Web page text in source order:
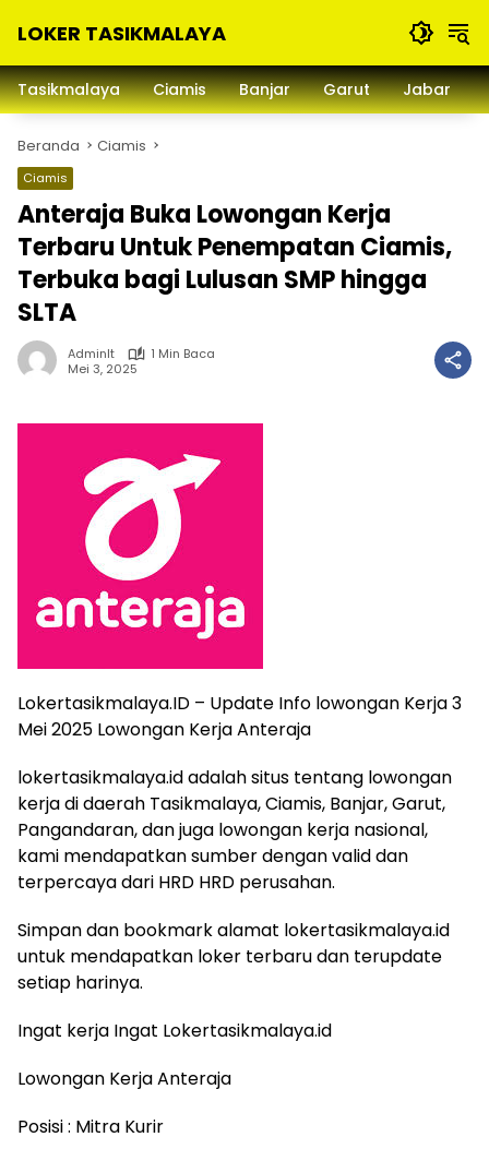
LOKER TASIKMALAYA
Lowongan
Kerja
dan
Sekitarna
Tasikmalaya Ciamis Banjar Garut Jabar
Beranda Ciamis
Ciamis
Anteraja Buka Lowongan Kerja
Terbaru Untuk Penempatan Ciamis,
Terbuka bagi Lulusan SMP hingga
SLTA
Adminlt
1 Min Baca
Mei 3, 2025
Lokertasikmalaya.ID – Update Info lowongan Kerja 3
Mei 2025 Lowongan Kerja Anteraja
lokertasikmalaya.id adalah situs tentang lowongan
kerja di daerah Tasikmalaya, Ciamis, Banjar, Garut,
Pangandaran, dan juga lowongan kerja nasional,
kami mendapatkan sumber dengan valid dan
terpercaya dari HRD HRD perusahan.
Simpan dan bookmark alamat lokertasikmalaya.id
untuk mendapatkan loker terbaru dan terupdate
setiap harinya.
Ingat kerja Ingat Lokertasikmalaya.id
Lowongan Kerja Anteraja
Posisi : Mitra Kurir